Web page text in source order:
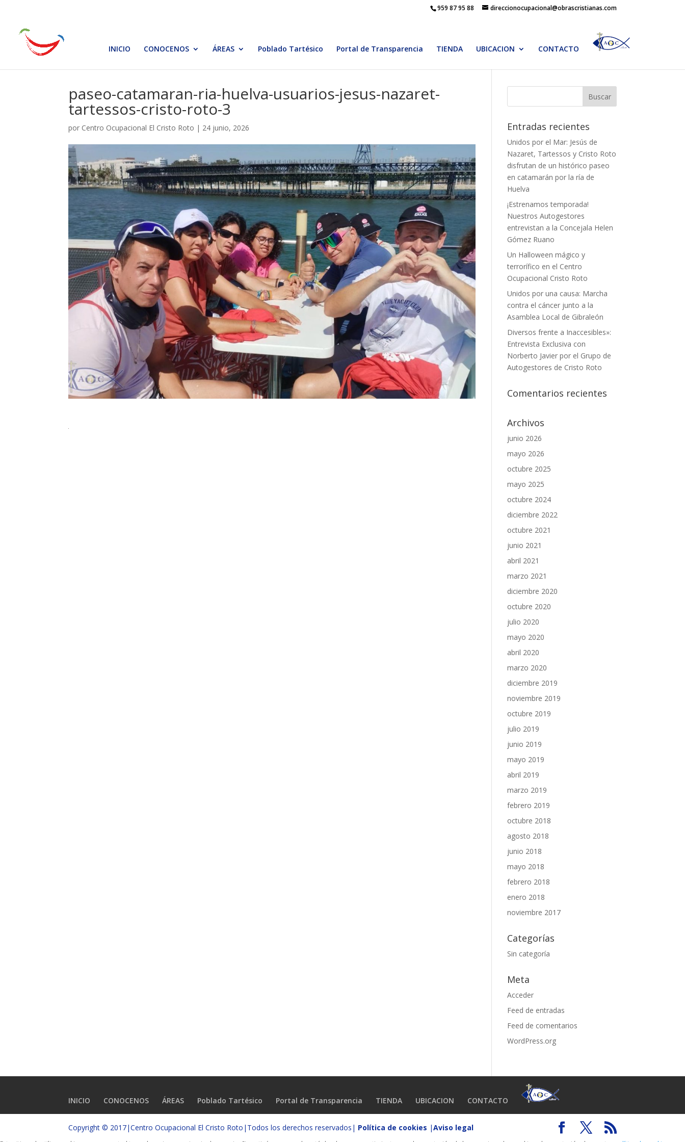
959 87 95 88 direccionocupacional@obrascristianas.com
INICIO CONOCENOS ÁREAS Poblado Tartésico Portal de Transparencia TIENDA UBICACION CONTACTO
paseo-catamaran-ria-huelva-usuarios-jesus-nazaret-
tartessos-cristo-roto-3
por Centro Ocupacional El Cristo Roto | 24 junio, 2026 Entradas recientes
Unidos por el Mar: Jesús de
Nazaret, Tartessos y Cristo Roto
disfrutan de un histórico paseo
en catamarán por la ría de
Huelva
¡Estrenamos temporada!
Nuestros Autogestores
entrevistan a la Concejala Helen
Gómez Ruano
Un Halloween mágico y
terrorífico en el Centro
Ocupacional Cristo Roto
Unidos por una causa: Marcha
contra el cáncer junto a la
Asamblea Local de Gibraleón
Diversos frente a Inaccesibles»:
Entrevista Exclusiva con
Norberto Javier por el Grupo de
Autogestores de Cristo Roto
Comentarios recientes
Archivos
junio 2026
mayo 2026
octubre 2025
mayo 2025
octubre 2024
diciembre 2022
octubre 2021
junio 2021
abril 2021
marzo 2021
diciembre 2020
octubre 2020
julio 2020
mayo 2020
abril 2020
marzo 2020
diciembre 2019
noviembre 2019
octubre 2019
julio 2019
junio 2019
mayo 2019
abril 2019
marzo 2019
febrero 2019
octubre 2018
agosto 2018
junio 2018
mayo 2018
febrero 2018
enero 2018
noviembre 2017
Categorías
Sin categoría
Meta
Acceder
Feed de entradas
Feed de comentarios
WordPress.org
INICIO CONOCENOS ÁREAS Poblado Tartésico Portal de Transparencia TIENDA UBICACION CONTACTO
Copyright © 2017|Centro Ocupacional El Cristo Roto|Todos los derechos reservados| Política de cookies |Aviso legal